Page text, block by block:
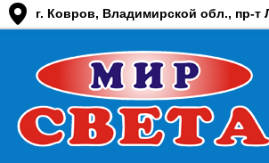
г. Ковров, Владимирской обл., пр-т